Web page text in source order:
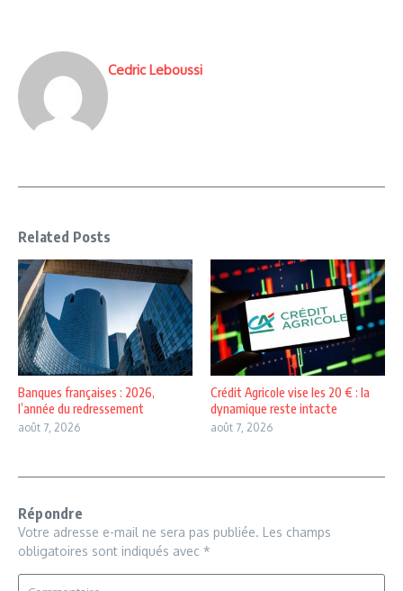
Cedric Leboussi
Related Posts
Banques françaises : 2026,
l’année du redressement
août 7, 2026
Crédit Agricole vise les 20 € : la
dynamique reste intacte
août 7, 2026
Répondre
Votre adresse e-mail ne sera pas publiée. Les champs
obligatoires sont indiqués avec *